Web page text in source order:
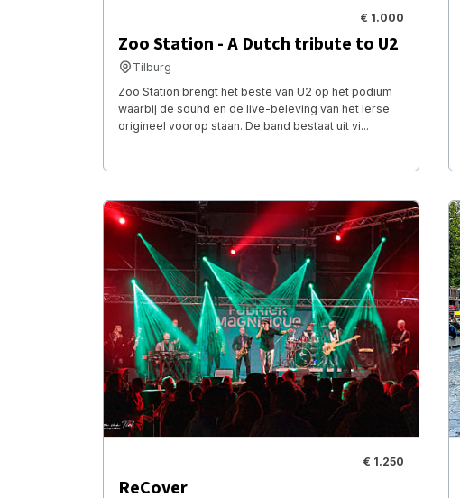
€ 1.000
Zoo Station - A Dutch tribute to U2
Tilburg
Zoo Station brengt het beste van U2 op het podium
waarbij de sound en de live-beleving van het Ierse
origineel voorop staan. De band bestaat uit vi...
€ 1.250
ReCover